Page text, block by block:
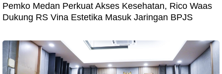
Pemko Medan Perkuat Akses Kesehatan, Rico Waas
Dukung RS Vina Estetika Masuk Jaringan BPJS